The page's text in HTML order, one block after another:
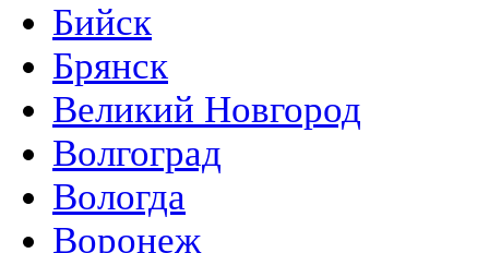
Бийск
Брянск
Великий Новгород
Волгоград
Вологда
Воронеж